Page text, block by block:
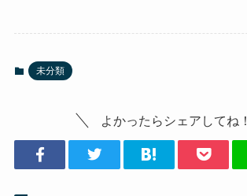
未分類
よかったらシェアしてね！